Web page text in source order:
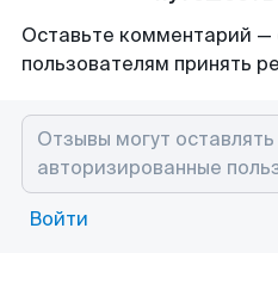
Оставьте комментарий
пользователям принять
Войти